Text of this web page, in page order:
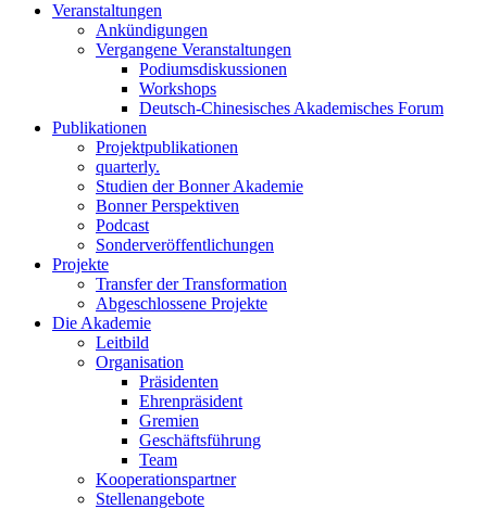
Veranstaltungen
Ankündigungen
Vergangene Veranstaltungen
Podiumsdiskussionen
Workshops
Deutsch-Chinesisches Akademisches Forum
Publikationen
Projektpublikationen
quarterly.
Studien der Bonner Akademie
Bonner Perspektiven
Podcast
Sonderveröffentlichungen
Projekte
Transfer der Transformation
Abgeschlossene Projekte
Die Akademie
Leitbild
Organisation
Präsidenten
Ehrenpräsident
Gremien
Geschäftsführung
Team
Kooperationspartner
Stellenangebote